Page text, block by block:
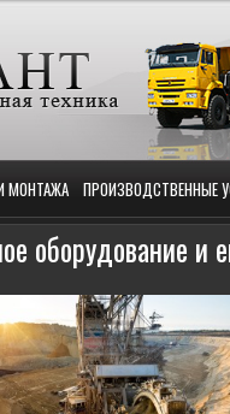
МОНТАЖА ПРОИЗВОДСТВЕННЫЕ
оборудование и